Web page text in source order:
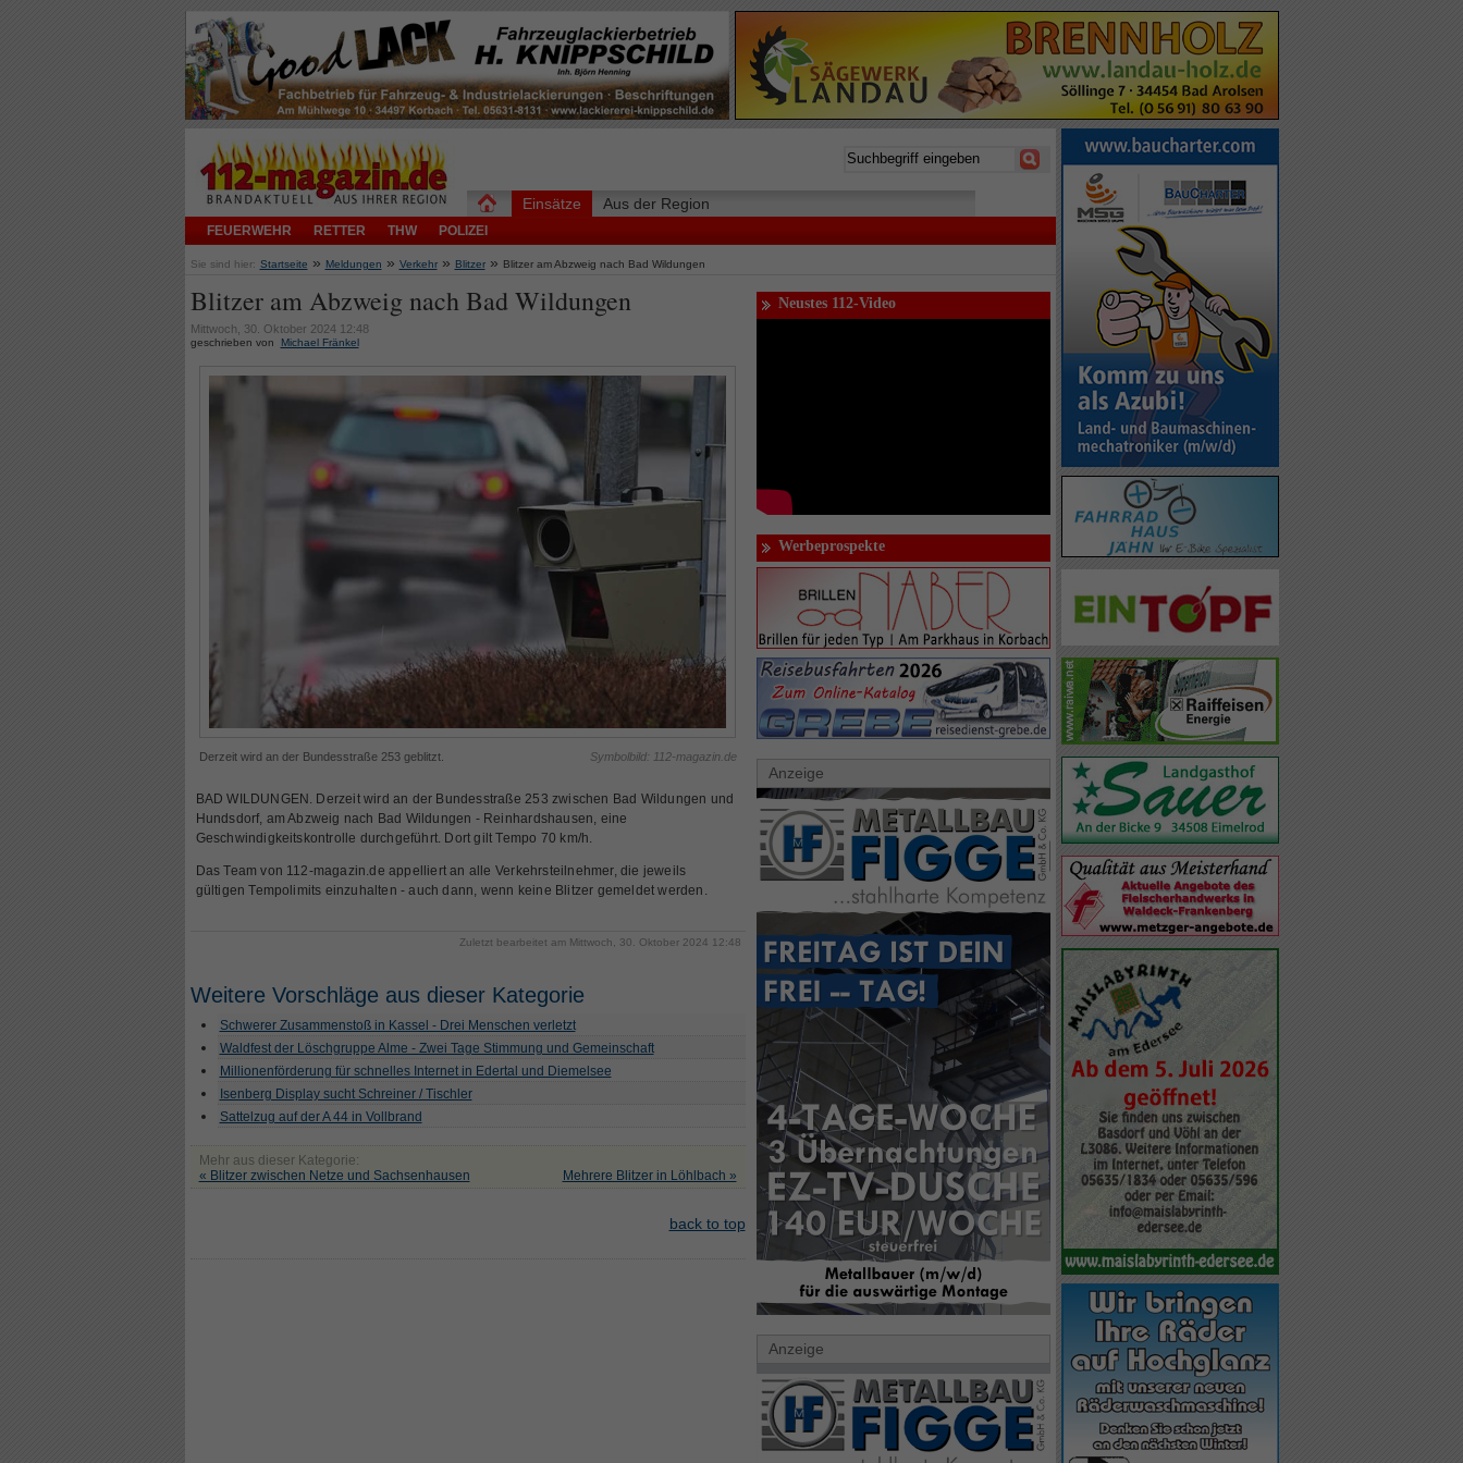
Einsätze
FEUERWEHR RETTER THW POLIZEI
Aus der Region
Sie sind hier: Startseite » Meldungen » Verkehr » Blitzer » Blitzer am Abzweig nach Bad Wildungen
Blitzer am Abzweig nach Bad Wildungen
Mittwoch, 30. Oktober 2024 12:48
geschrieben von Michael Fränkel
Derzeit wird an der Bundesstraße 253 geblitzt. Symbolbild: 112-magazin.de
BAD WILDUNGEN. Derzeit wird an der Bundesstraße 253 zwischen Bad Wildungen und
Hundsdorf, am Abzweig nach Bad Wildungen - Reinhardshausen, eine
Geschwindigkeitskontrolle durchgeführt. Dort gilt Tempo 70 km/h.
Das Team von 112-magazin.de appelliert an alle Verkehrsteilnehmer, die jeweils
gültigen Tempolimits einzuhalten - auch dann, wenn keine Blitzer gemeldet werden.
Zuletzt bearbeitet am Mittwoch, 30. Oktober 2024 12:48
Weitere Vorschläge aus dieser Kategorie
Schwerer Zusammenstoß in Kassel - Drei Menschen verletzt
Waldfest der Löschgruppe Alme - Zwei Tage Stimmung und Gemeinschaft
Millionenförderung für schnelles Internet in Edertal und Diemelsee
Isenberg Display sucht Schreiner / Tischler
Sattelzug auf der A 44 in Vollbrand
Mehr aus dieser Kategorie:
« Blitzer zwischen Netze und Sachsenhausen
Mehrere Blitzer in Löhlbach »
back to top
Neustes 112-Video
Werbeprospekte
Anzeige
Anzeige